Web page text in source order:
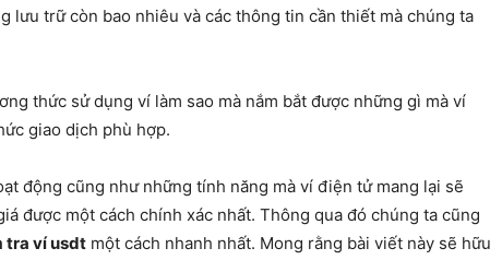
lưu trữ còn bao nhiêu và các thông tin cần thiết mà chúng ta
thức sử dụng ví làm sao mà nắm bắt được những gì mà ví
giao dịch phù hợp.
động cũng như những tính năng mà ví điện tử mang lại sẽ
được một cách chính xác nhất. Thông qua đó chúng ta cũng
tra ví usdt một cách nhanh nhất. Mong rằng bài viết này sẽ hữu